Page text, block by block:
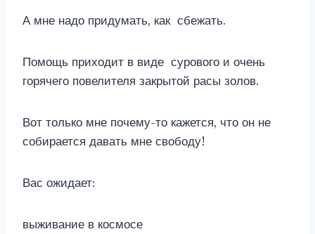
А мне надо придумать, как сбежать.
Помощь приходит в виде сурового и очень
горячего повелителя закрытой расы золов.
Вот только мне почему-то кажется, что он не
собирается давать мне свободу!
Вас ожидает:
выживание в космосе